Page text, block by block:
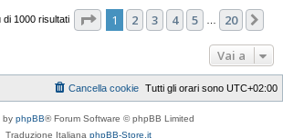
1000 risultati Pagina di 20
1 2 3 4 5 20
Vai a
Tutti gli orari sono UTC+02:00
Cancella cookie
by phpBB® Forum Software © phpBB Limited
Traduzione Italiana phpBB-Store.it